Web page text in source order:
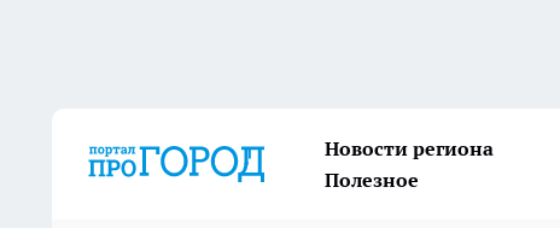
Новости региона
Полезное